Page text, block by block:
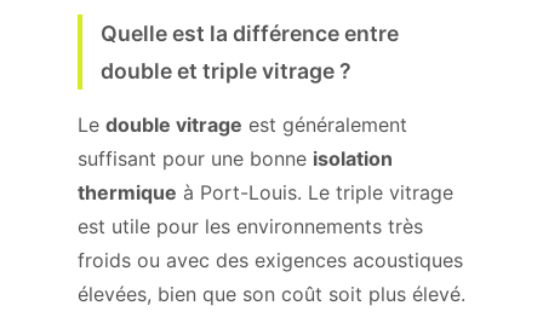
Quelle est la différence entre
double et triple vitrage ?
Le double vitrage est généralement
suffisant pour une bonne isolation
thermique à Port-Louis. Le triple vitrage
est utile pour les environnements très
froids ou avec des exigences acoustiques
élevées, bien que son coût soit plus élevé.